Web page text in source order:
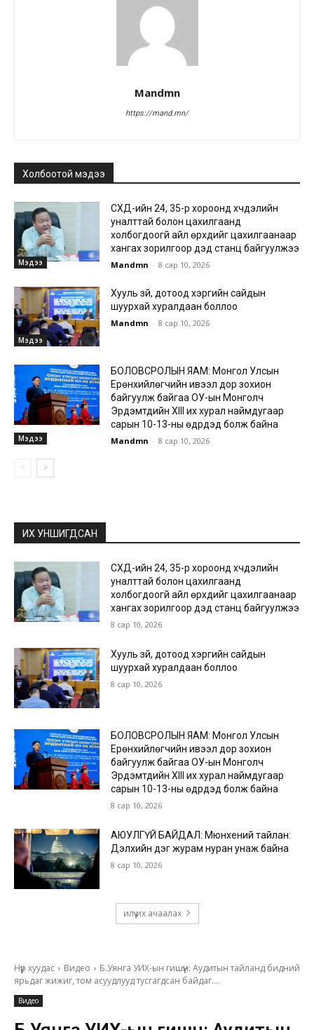
Mandmn
https://mand.mn/
Холбоотой мэдээ
Мэдээ
СХД-ийн 24, 35-р хороонд хүчдэлийн
уналттай болон цахилгаанд
холбогдоогүй айл өрхүүдийг цахилгаанаар
хангах зорилгоор дэд станц байгуулжээ
Mandmn - 8 сар 10, 2026
Мэдээ
Хууль зүй, дотоод хэргийн сайдын
шуурхай хуралдаан боллоо
Mandmn - 8 сар 10, 2026
Мэдээ
БОЛОВСРОЛЫН ЯАМ: Монгол Улсын
Ерөнхийлөгчийн ивээл дор зохион
байгуулж байгаа ОУ-ын Монголч
Эрдэмтдийн XIII их хурал наймдугаар
сарын 10-13-ны өдрүүдэд болж байна
Mandmn - 8 сар 10, 2026
ИХ УНШИГДСАН
СХД-ийн 24, 35-р хороонд хүчдэлийн
уналттай болон цахилгаанд
холбогдоогүй айл өрхүүдийг цахилгаанаар
хангах зорилгоор дэд станц байгуулжээ
8 сар 10, 2026
Хууль зүй, дотоод хэргийн сайдын
шуурхай хуралдаан боллоо
8 сар 10, 2026
БОЛОВСРОЛЫН ЯАМ: Монгол Улсын
Ерөнхийлөгчийн ивээл дор зохион
байгуулж байгаа ОУ-ын Монголч
Эрдэмтдийн XIII их хурал наймдугаар
сарын 10-13-ны өдрүүдэд болж байна
8 сар 10, 2026
АЮУЛГҮЙ БАЙДАЛ: Мюнхений тайлан:
Дэлхийн дэг журам нуран унаж байна
8 сар 10, 2026
илүү их ачаалах